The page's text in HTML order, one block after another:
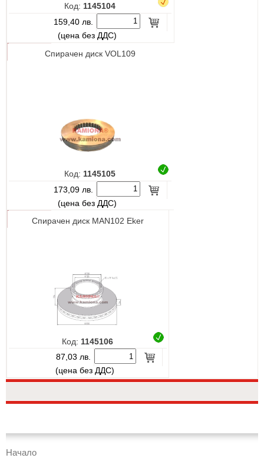
Код: 1145104
159,40 лв.
(цена без ДДС)
Спирачен диск VOL109
Код: 1145105
173,09 лв.
(цена без ДДС)
Спирачен диск MAN102 Eker
Код: 1145106
87,03 лв.
(цена без ДДС)
Начало